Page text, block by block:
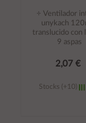
÷ Ventilador
unykach
translucido con
9 aspas
2,07 €
Stocks (+10)